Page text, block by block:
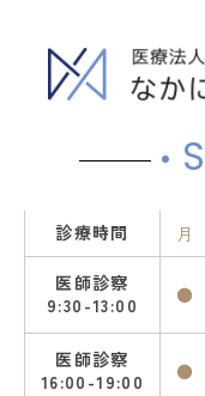
S
診療時間 月
医師診察
9:30-13:00
●
医師診察
16:00-19:00
●